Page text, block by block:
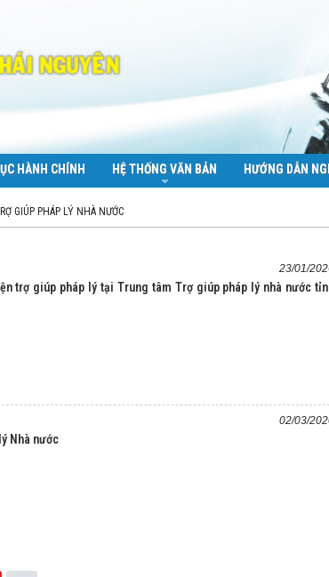
HÀNH CHÍNH HỆ THỐNG VĂN BẢN HƯỚNG DẪN
GIÚP PHÁP LÝ NHÀ NƯỚC
23/01/
trợ giúp pháp lý tại Trung tâm Trợ giúp pháp lý nhà nước
02/03/
Nhà nước